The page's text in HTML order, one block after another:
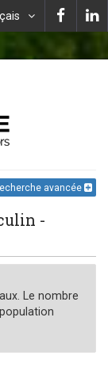
avancée
-
Le nombre